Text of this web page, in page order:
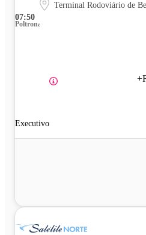
07:50
Terminal Rodoviário de
Poltrona
Executivo